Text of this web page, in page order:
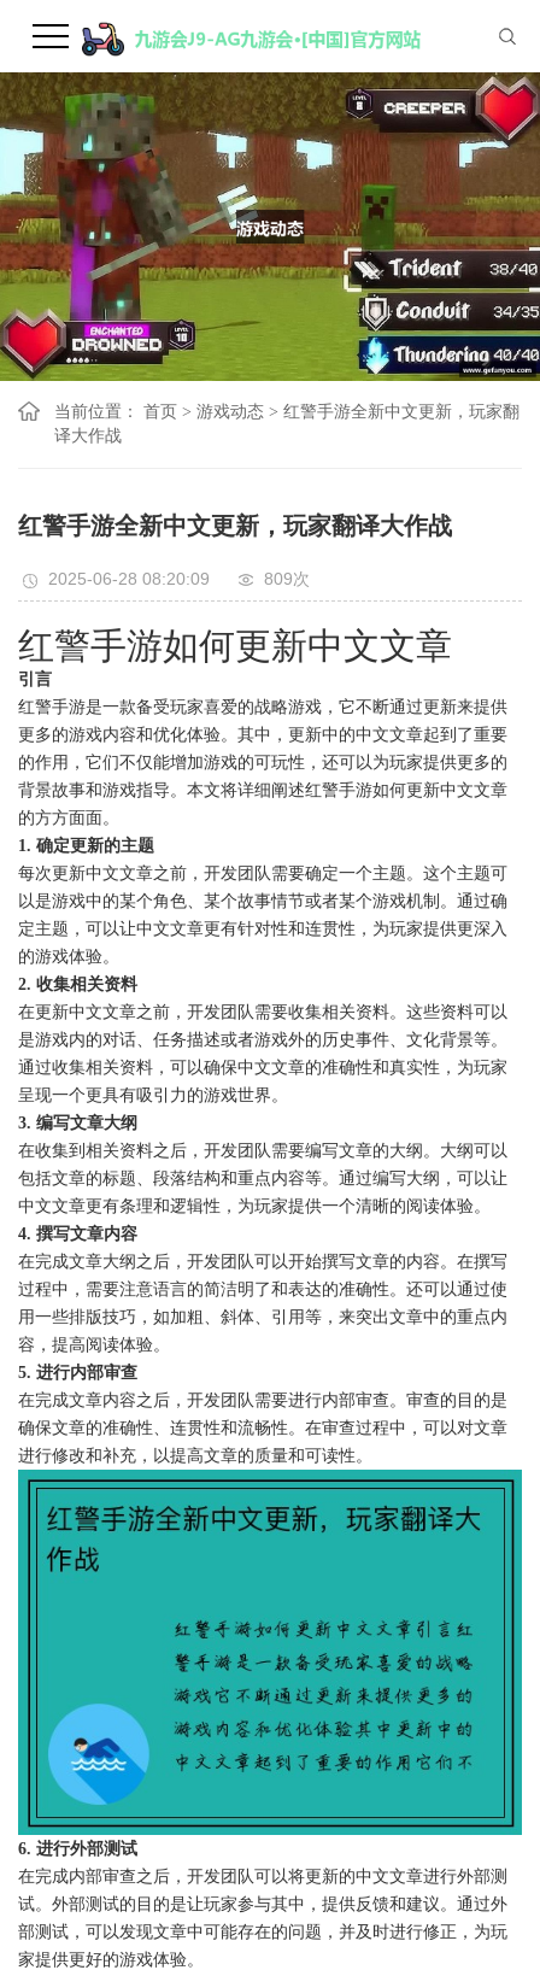
当前位置： 首页 > 游戏动态 > 红警手游全新中文更新，玩家翻
译大作战
红警手游全新中文更新，玩家翻译大作战
2025-06-28 08:20:09 809次
红警手游如何更新中文文章
引言
红警手游是一款备受玩家喜爱的战略游戏，它不断通过更新来提供
更多的游戏内容和优化体验。其中，更新中的中文文章起到了重要
的作用，它们不仅能增加游戏的可玩性，还可以为玩家提供更多的
背景故事和游戏指导。本文将详细阐述红警手游如何更新中文文章
的方方面面。
1. 确定更新的主题
每次更新中文文章之前，开发团队需要确定一个主题。这个主题可
以是游戏中的某个角色、某个故事情节或者某个游戏机制。通过确
定主题，可以让中文文章更有针对性和连贯性，为玩家提供更深入
的游戏体验。
2. 收集相关资料
在更新中文文章之前，开发团队需要收集相关资料。这些资料可以
是游戏内的对话、任务描述或者游戏外的历史事件、文化背景等。
通过收集相关资料，可以确保中文文章的准确性和真实性，为玩家
呈现一个更具有吸引力的游戏世界。
3. 编写文章大纲
在收集到相关资料之后，开发团队需要编写文章的大纲。大纲可以
包括文章的标题、段落结构和重点内容等。通过编写大纲，可以让
中文文章更有条理和逻辑性，为玩家提供一个清晰的阅读体验。
4. 撰写文章内容
在完成文章大纲之后，开发团队可以开始撰写文章的内容。在撰写
过程中，需要注意语言的简洁明了和表达的准确性。还可以通过使
用一些排版技巧，如加粗、斜体、引用等，来突出文章中的重点内
容，提高阅读体验。
5. 进行内部审查
在完成文章内容之后，开发团队需要进行内部审查。审查的目的是
确保文章的准确性、连贯性和流畅性。在审查过程中，可以对文章
进行修改和补充，以提高文章的质量和可读性。
6. 进行外部测试
在完成内部审查之后，开发团队可以将更新的中文文章进行外部测
试。外部测试的目的是让玩家参与其中，提供反馈和建议。通过外
部测试，可以发现文章中可能存在的问题，并及时进行修正，为玩
家提供更好的游戏体验。